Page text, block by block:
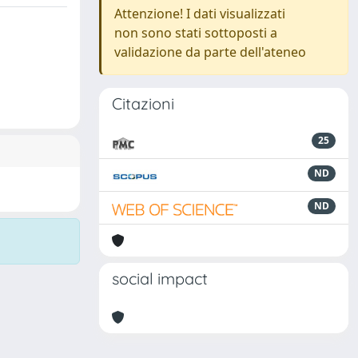
Attenzione! I dati visualizzati
non sono stati sottoposti a
validazione da parte dell'ateneo
Citazioni
25
ND
ND
social impact